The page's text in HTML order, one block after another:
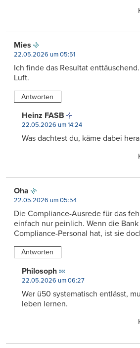
Mies
22.05.2026 um 05:51
Ich finde das Resultat
Luft.
Antworten
Heinz FASB
22.05.2026 um 14:24
Was dachtest du, käme dabei
Oha
22.05.2026 um 05:54
Die Compliance-Ausrede für das
einfach nur peinlich. Wenn die
Compliance-Personal hat, ist sie
Antworten
Philosoph
22.05.2026 um 06:27
Wer ü50 systematisch entlässt,
leben lernen.